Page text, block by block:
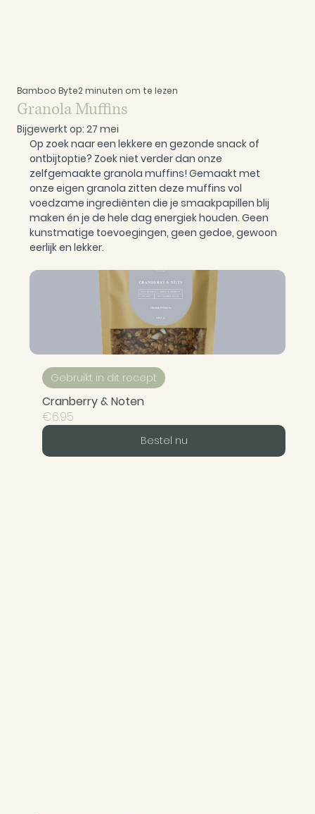
Granola Muffins
Bamboo Byte2 minuten om te lezen
Bijgewerkt op: 27 mei
Op zoek naar een lekkere en gezonde snack of
ontbijtoptie? Zoek niet verder dan onze
zelfgemaakte granola muffins! Gemaakt met
onze eigen granola zitten deze muffins vol
voedzame ingrediënten die je smaakpapillen blij
maken én je de hele dag energiek houden. Geen
kunstmatige toevoegingen, geen gedoe, gewoon
eerlijk en lekker.
Gebruikt in dit recept
Cranberry & Noten
€6.95
Bestel nu